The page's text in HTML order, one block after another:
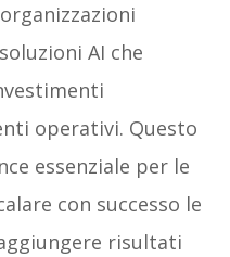
AI che
operativi. Questo
essenziale per le
con successo le
risultati